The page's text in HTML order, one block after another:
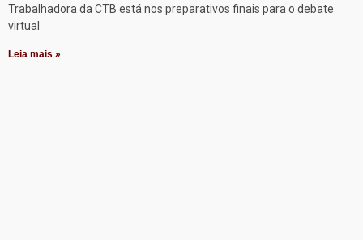
Trabalhadora da CTB está nos preparativos finais para o debate
virtual
Leia mais »